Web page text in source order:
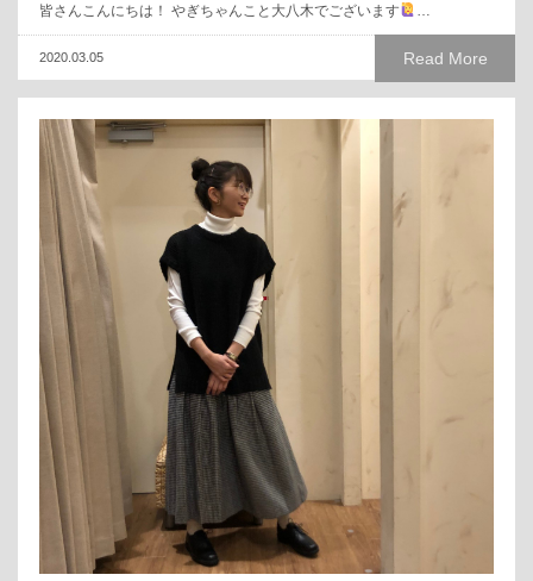
皆さんこんにちは！ やぎちゃんこと大八木でございます ‍…
Read More
2020.03.05